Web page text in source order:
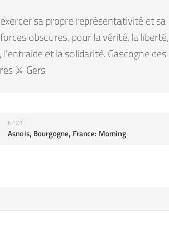
sa propre représentativité et sa
obscures, pour la vérité, la liberté,
et la solidarité. Gascogne des
⚔️ Gers
NEXT
Asnois, Bourgogne, France: Morning